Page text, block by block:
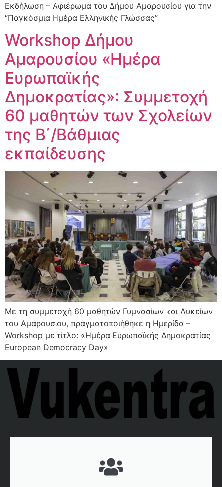
Εκδήλωση – Αφιέρωμα του Δήμου Αμαρουσίου για την
‘’Παγκόσμια Ημέρα Ελληνικής Γλώσσας’’
Workshop Δήμου
Αμαρουσίου «Ημέρα
Ευρωπαϊκής
Δημοκρατίας»: Συμμετοχή
60 μαθητών των Σχολείων
της Β΄/Βάθμιας
εκπαίδευσης
Με τη συμμετοχή 60 μαθητών Γυμνασίων και Λυκείων
του Αμαρουσίου, πραγματοποιήθηκε η Ημερίδα –
Workshop με τίτλο: «Ημέρα Ευρωπαϊκής Δημοκρατίας
European Democracy Day»